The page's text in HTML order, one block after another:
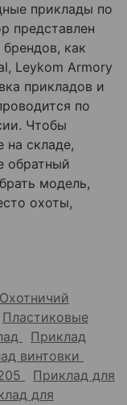
приклады по
представлен
как
Leykom Armory
прикладов и
по
Чтобы
на складе,
обратный
модель,
охоты,
Охотничий
Пластиковые
Приклад
винтовки
Приклад для
для